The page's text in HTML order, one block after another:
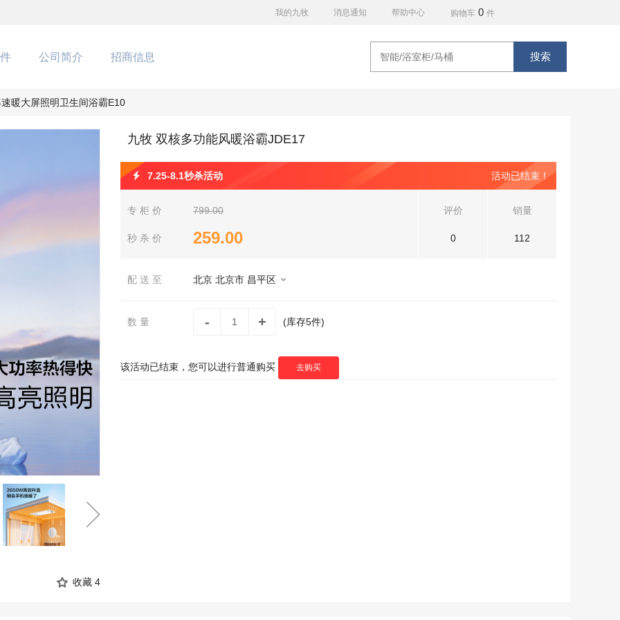
我的九牧 消息通知 帮助中心 购物车 0 件
公司简介 招商信息 搜索
暖大屏照明卫生间浴霸E10
收藏 4
九牧 双核多功能风暖浴霸JDE17
7.25-8.1秒杀活动 活动已结束！
专 柜 价 799.00
秒 杀 价 259.00
销量
112
评价
0
配 送 至 北京 北京市 昌平区
数 量 - + (库存5件)
该活动已结束，您可以进行普通购买 去购买